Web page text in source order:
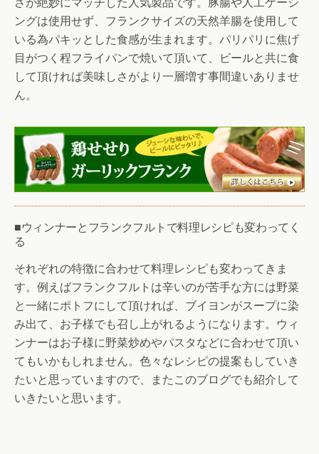
さが絶妙にマッチした人気製品です。豚腸や人工ケーシ
ングは使用せず、フランクサイズの天然羊腸を使用して
いる為パキッとした食感が生まれます。パリパリに焦げ
目がつく程フライパンで焼いて頂いて、ビールと共に食
して頂ければ美味しさがより一層増す事間違いありませ
ん。
■ウィンナーとフランクフルトで料理レシピも変わってく
る
それぞれの特徴に合わせて料理レシピも変わってきま
す。例えばフランクフルトは辛いのが苦手な方には野菜
と一緒にポトフにして頂ければ、ブイヨンがスープに染
み出て、お子様でも召し上がれるようになります。ウィ
ンナーはお子様に野菜炒めやパスタなどに合わせて頂い
てもいかもしれません。色々なレシピの提案もしていき
たいと思っていますので、またこのブログでも紹介して
いきたいと思います。